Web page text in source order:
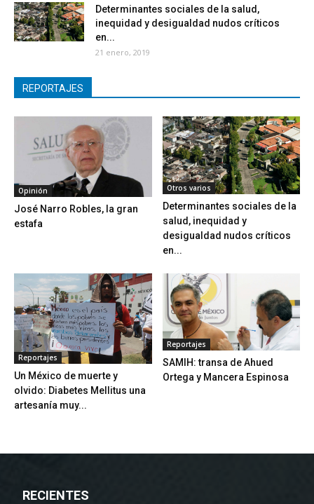
Determinantes sociales de la salud,
inequidad y desigualdad nudos críticos
en...
21 enero, 2019
REPORTAJES
Opinión
José Narro Robles, la gran
estafa
Otros varios
Determinantes sociales de la
salud, inequidad y
desigualdad nudos críticos
en...
Reportajes
Un México de muerte y
olvido: Diabetes Mellitus una
artesanía muy...
Reportajes
SAMIH: transa de Ahued
Ortega y Mancera Espinosa
RECIENTES